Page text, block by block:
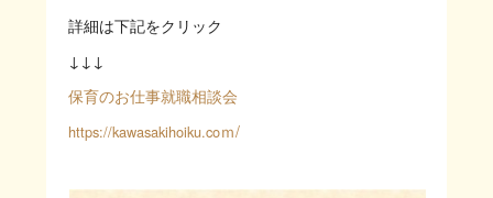
詳細は下記をクリック
↓↓↓
保育のお仕事就職相談会
https://kawasakihoiku.coｍ/